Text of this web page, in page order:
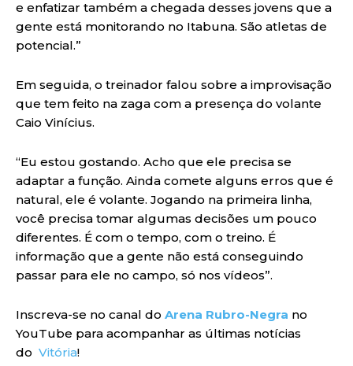
e enfatizar também a chegada desses jovens que a
gente está monitorando no Itabuna. São atletas de
potencial.”
Em seguida, o treinador falou sobre a improvisação
que tem feito na zaga com a presença do volante
Caio Vinícius.
“Eu estou gostando. Acho que ele precisa se
adaptar a função. Ainda comete alguns erros que é
natural, ele é volante. Jogando na primeira linha,
você precisa tomar algumas decisões um pouco
diferentes. É com o tempo, com o treino. É
informação que a gente não está conseguindo
passar para ele no campo, só nos vídeos”.
Inscreva-se no canal do Arena Rubro-Negra no
YouTube para acompanhar as últimas notícias
do Vitória!